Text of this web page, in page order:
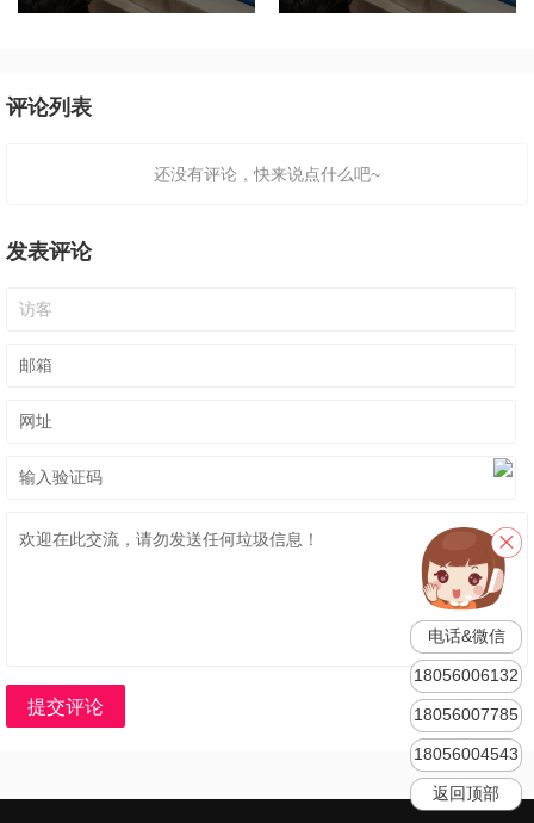
评论列表
还没有评论，快来说点什么吧~
发表评论
提交评论
电话&微信
18056006132
18056007785
18056004543
返回顶部